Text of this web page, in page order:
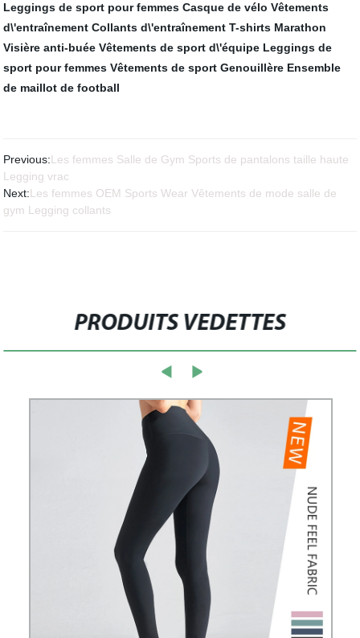
Leggings de sport pour femmes Casque de vélo Vêtements
d\'entraînement Collants d\'entraînement T-shirts Marathon
Visière anti-buée Vêtements de sport d\'équipe Leggings de
sport pour femmes Vêtements de sport Genouillère Ensemble
de maillot de football
Previous:Les femmes Salle de Gym Sports de pantalons taille haute
Legging vrac
Next:Les femmes OEM Sports Wear Vêtements de mode salle de
gym Legging collants
PRODUITS VEDETTES